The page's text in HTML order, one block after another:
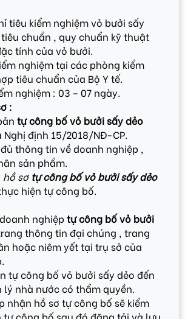
tiêu kiểm nghiệm vỏ bưởi sấy
chuẩn , quy chuẩn kỹ thuật
tính của vỏ bưởi.
nghiệm tại các phòng kiểm
tiêu chuẩn của Bộ Y tế.
nghiệm : 03 – 07 ngày.
:
tự công bố vỏ bưởi sấy dẻo
định 15/2018/NĐ-CP.
thông tin về doanh nghiệp ,
sản phẩm.
hồ sơtự công bố vỏ bưởi sấy dẻo
hiện tự công bố.
nghiệptự công bố vỏ bưởi
thông tin đại chúng , trang
hoặc niêm yết tại trụ sở của
tự công bố vỏ bưởi sấy dẻo đến
lý nhà nước có thẩm quyền.
nhận hồ sơ tự công bố sẽ kiểm
công bố sau đó đăng tải và lưu